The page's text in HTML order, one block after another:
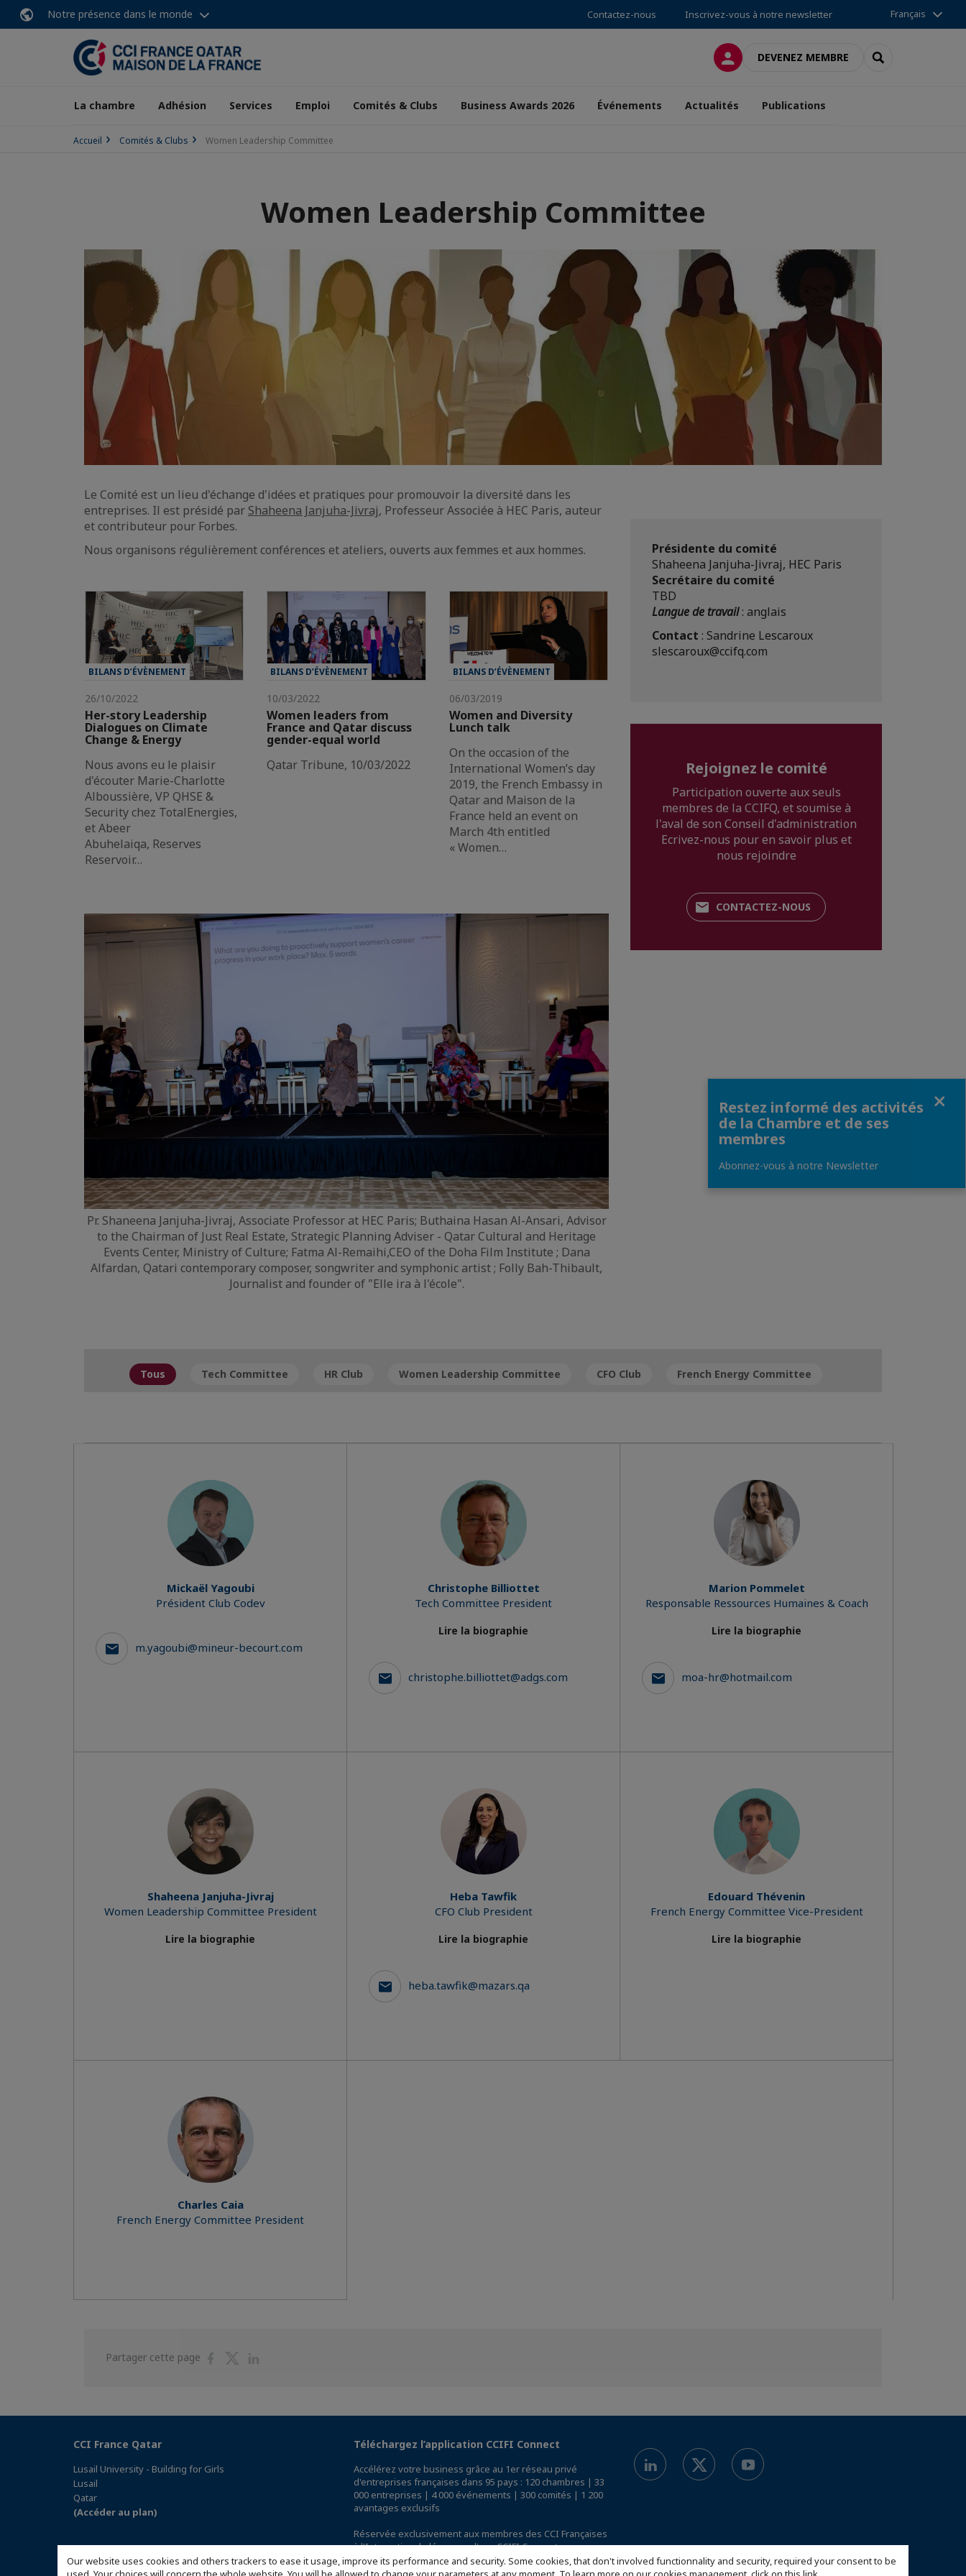
Our website uses cookies and others trackers to ease it usage, improve its performance and security. Some cookies, that don't involved functionnality and security, required your consent to be
Notre présence dans le monde Contactez-nous Inscrivez-vous à notre newsletter Français
CONNEXIONDEVENEZ MEMBRE RECHERCHER
La chambre Adhésion Services Emploi Comités & Clubs Business Awards 2026 Événements Actualités Publications
Accueil Comités & Clubs Women Leadership Committee
Women Leadership Committee
Le Comité est un lieu d'échange d'idées et pratiques pour promouvoir la diversité dans les
entreprises. Il est présidé par Shaheena Janjuha-Jivraj, Professeur Associée à HEC Paris, auteur
et contributeur pour Forbes.
Nous organisons régulièrement conférences et ateliers, ouverts aux femmes et aux hommes.
BILANS D’ÉVÈNEMENT
26/10/2022
Her-story Leadership
Dialogues on Climate
Change & Energy
Nous avons eu le plaisir
d'écouter Marie-Charlotte
Alboussière, VP QHSE &
Security chez TotalEnergies,
et Abeer
Abuhelaiqa, Reserves
Reservoir…
BILANS D’ÉVÈNEMENT
10/03/2022
Women leaders from
France and Qatar discuss
gender-equal world
Qatar Tribune, 10/03/2022
BILANS D’ÉVÈNEMENT
06/03/2019
Women and Diversity
Lunch talk
On the occasion of the
International Women’s day
2019, the French Embassy in
Qatar and Maison de la
France held an event on
March 4th entitled
« Women…
Pr. Shaneena Janjuha-Jivraj, Associate Professor at HEC Paris; Buthaina Hasan Al-Ansari, Advisor
to the Chairman of Just Real Estate, Strategic Planning Adviser - Qatar Cultural and Heritage
Events Center, Ministry of Culture; Fatma Al-Remaihi,CEO of the Doha Film Institute ; Dana
Alfardan, Qatari contemporary composer, songwriter and symphonic artist ; Folly Bah-Thibault,
Journalist and founder of "Elle ira à l'école".
Présidente du comité
Shaheena Janjuha-Jivraj, HEC Paris
Secrétaire du comité
TBD
Langue de travail: anglais
Contact : Sandrine Lescaroux
slescaroux@ccifq.com
Rejoignez le comité
Participation ouverte aux seuls
membres de la CCIFQ, et soumise à
l'aval de son Conseil d'administration
Ecrivez-nous pour en savoir plus et
nous rejoindre
CONTACTEZ-NOUS
Tous Tech Committee HR Club Women Leadership Committee CFO Club French Energy Committee
Mickaël Yagoubi
Président Club Codev
m.yagoubi@mineur-becourt.com
Christophe Billiottet
Tech Committee President
Lire la biographie
christophe.billiottet@adgs.com
Marion Pommelet
Responsable Ressources Humaines & Coach
Lire la biographie
moa-hr@hotmail.com
Shaheena Janjuha-Jivraj
Women Leadership Committee President
Lire la biographie
Heba Tawfik
CFO Club President
Lire la biographie
heba.tawfik@mazars.qa
Edouard Thévenin
French Energy Committee Vice-President
Lire la biographie
Charles Caia
French Energy Committee President
Partager cette page
PartagerPartager
CCI France Qatar
Lusail University - Building for Girls
Lusail
Qatar
(Accéder au plan)
Téléchargez l’application CCIFI Connect
Accélérez votre business grâce au 1er réseau privé
d'entreprises françaises dans 95 pays : 120 chambres | 33
000 entreprises | 4 000 événements | 300 comités | 1 200
avantages exclusifs
Réservée exclusivement aux membres des CCI Françaises
à l'International,découvrez l'app CCIFI Connect.
Restez informé des activités
de la Chambre et de ses
membres
Abonnez-vous à notre Newsletter